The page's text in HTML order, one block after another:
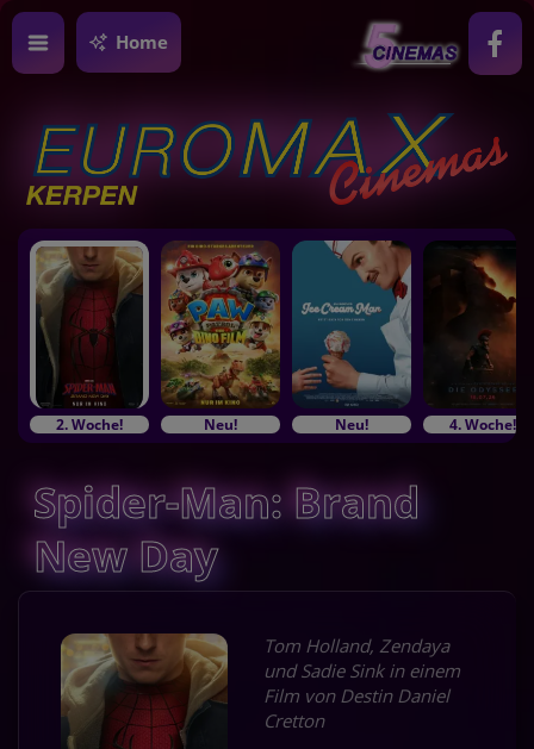
Home
2. Woche! Neu! Neu! 4. Woche!
Spider-Man: Brand
New Day
Tom Holland, Zendaya
und Sadie Sink in einem
Film von Destin Daniel
Cretton